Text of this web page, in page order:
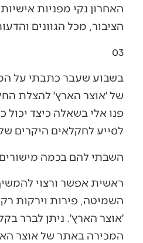
האחרון נקי מפניות
הציבור, מכל הגוונים
03
בשבוע שעבר כתבתי על
של ׳אוצר הארץ׳ להצלת
פנו אלי בשאלה כיצד יכול
לסייע לחקלאים היקרים
השבתי להם בכמה
ראשית אפשר ורצוי
השמיטה, פירות וירקות
׳אוצר הארץ׳. ניתן לברר
המכירה באתר של אוצר